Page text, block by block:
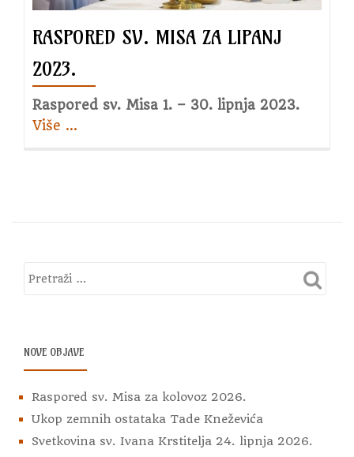
RASPORED SV. MISA ZA LIPANJ
2023.
Raspored sv. Misa 1. – 30. lipnja 2023.
Više about
lipanj
…
NOVE OBJAVE
Raspored sv. Misa za kolovoz 2026.
Ukop zemnih ostataka Tade Kneževića
Svetkovina sv. Ivana Krstitelja 24. lipnja 2026.